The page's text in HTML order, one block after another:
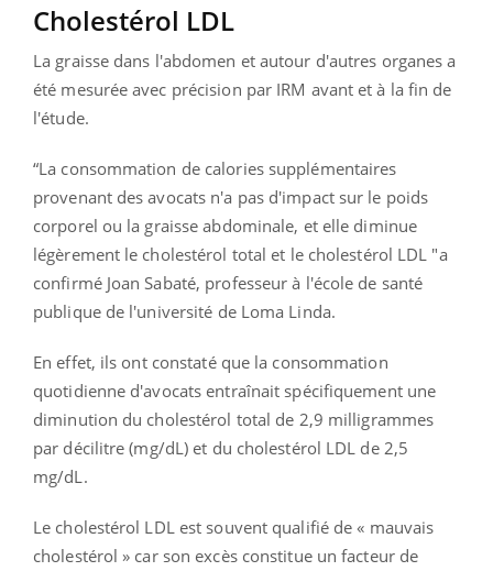
Cholestérol LDL
La graisse dans l'abdomen et autour d'autres organes a
été mesurée avec précision par IRM avant et à la fin de
l'étude.
“La consommation de calories supplémentaires
provenant des avocats n'a pas d'impact sur le poids
corporel ou la graisse abdominale, et elle diminue
légèrement le cholestérol total et le cholestérol LDL "a
confirmé Joan Sabaté, professeur à l'école de santé
publique de l'université de Loma Linda.
En effet, ils ont constaté que la consommation
quotidienne d'avocats entraînait spécifiquement une
diminution du cholestérol total de 2,9 milligrammes
par décilitre (mg/dL) et du cholestérol LDL de 2,5
mg/dL.
Le cholestérol LDL est souvent qualifié de « mauvais
cholestérol » car son excès constitue un facteur de